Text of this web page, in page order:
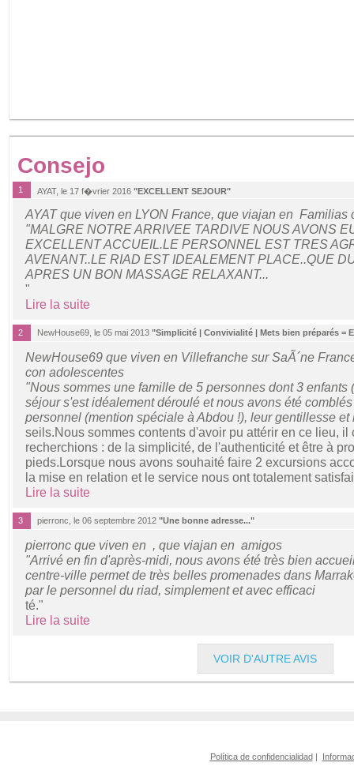
Consejo
1 AYAT, le 17 f�vrier 2016 "EXCELLENT SEJOUR"
AYAT que viven en LYON France, que viajan en Familias
"MALGRE NOTRE ARRIVEE TARDIVE NOUS AVONS
EXCELLENT ACCUEIL.LE PERSONNEL EST TRES
AVENANT..LE RIAD EST IDEALEMENT PLACE..QUE
APRES UN BON MASSAGE RELAXANT...
"
Lire la suite
2 NewHouse69, le 05 mai 2013 "Simplicité | Convivialité | Mets bien préparés =
NewHouse69 que viven en Villefranche sur SaÃ´ne
con adolescentes
"Nous sommes une famille de 5 personnes dont 3 enfants
séjour s'est idéalement déroulé et nous avons été
personnel (mention spéciale à Abdou !), leur gentillesse et
seils.Nous sommes contents d'avoir pu attérir en ce lieu,
recherchions : de la simplicité, de l'authenticité et être à
pieds.Lorsque nous avons souhaité faire 2 excursions
la mise en relation et le service nous ont totalement
Lire la suite
3 pierronc, le 06 septembre 2012 "Une bonne adresse..."
pierronc que viven en , que viajan en amigos
"Arrivé en fin d'après-midi, nous avons été très bien
centre-ville permet de très belles promenades dans
par le personnel du riad, simplement et avec efficaci
té."
Lire la suite
VOIR D'AUTRE AVIS
Política de confidencialidad|